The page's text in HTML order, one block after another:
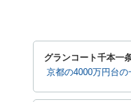
グランコート千本一
京都の4000万円台の